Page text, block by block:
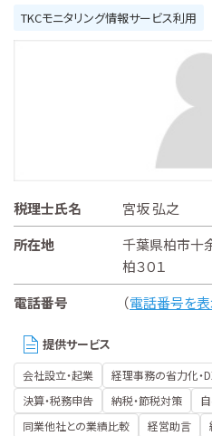
TKCモニタリング情報サービス利用
税理士氏名
宮坂 弘之
所在地
千葉県柏市十
柏３０１
電話番号
（電話番号を
提供サービス
会社設立・起業 経理事務の省力化・
決算・税務申告
納税・節税対策
同業他社との業績比較
経営助言